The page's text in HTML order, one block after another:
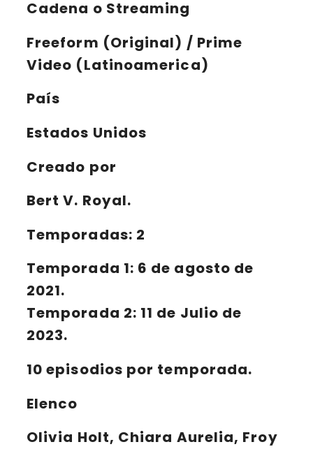
Cadena o Streaming
Freeform (Original) / Prime
Video (Latinoamerica)
País
Estados Unidos
Creado por
Bert V. Royal.
Temporadas: 2
Temporada 1: 6 de agosto de
2021.
Temporada 2: 11 de Julio de
2023.
10 episodios por temporada.
Elenco
Olivia Holt, Chiara Aurelia, Froy